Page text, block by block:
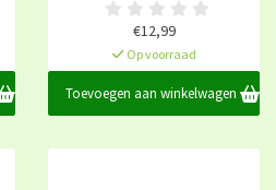
€12,99
Op voorraad
Toevoegen aan winkelwagen